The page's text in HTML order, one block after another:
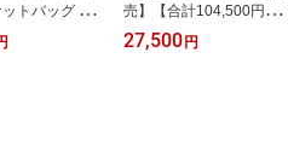
トバッグ ロン
ミニチェック
がけ “MERCAD
売】【合計104,500円相
当以上が27,500円！】Lu
cky Bag [argento]
27,500円